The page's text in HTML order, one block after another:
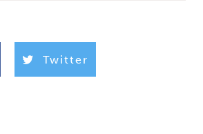
Twitter